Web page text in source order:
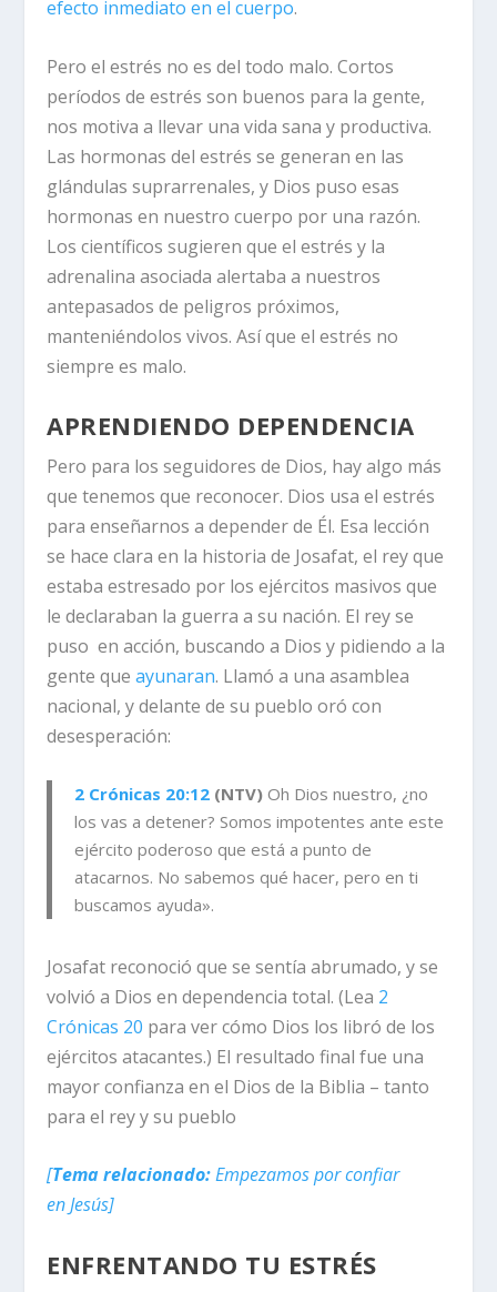
efecto inmediato en el cuerpo.
Pero el estrés no es del todo malo. Cortos
períodos de estrés son buenos para la gente,
nos motiva a llevar una vida sana y productiva.
Las hormonas del estrés se generan en las
glándulas suprarrenales, y Dios puso esas
hormonas en nuestro cuerpo por una razón.
Los científicos sugieren que el estrés y la
adrenalina asociada alertaba a nuestros
antepasados ​​de peligros próximos,
manteniéndolos vivos. Así que el estrés no
siempre es malo.
APRENDIENDO DEPENDENCIA
Pero para los seguidores de Dios, hay algo más
que tenemos que reconocer. Dios usa el estrés
para enseñarnos a depender de Él. Esa lección
se hace clara en la historia de Josafat, el rey que
estaba estresado por los ejércitos masivos que
le declaraban la guerra a su nación. El rey se
puso en acción, buscando a Dios y pidiendo a la
gente queayunaran. Llamó a una asamblea
nacional, y delante de su pueblo oró con
desesperación:
2 Crónicas 20:12 (NTV) Oh Dios nuestro, ¿no
los vas a detener? Somos impotentes ante este
ejército poderoso que está a punto de
atacarnos. No sabemos qué hacer, pero en ti
buscamos ayuda».
Josafat reconoció que se sentía abrumado, y se
volvió a Dios en dependencia total. (Lea 2
Crónicas 20 para ver cómo Dios los libró de los
ejércitos atacantes.) El resultado final fue una
mayor confianza en el Dios de la Biblia – tanto
para el rey y su pueblo
[Tema relacionado:Empezamos por confiar
en Jesús]
ENFRENTANDO TU ESTRÉS